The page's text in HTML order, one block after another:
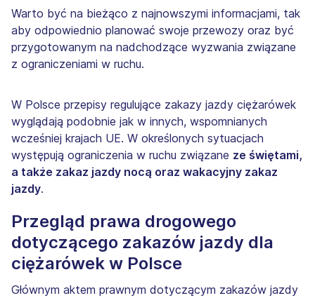
Warto być na bieżąco z najnowszymi informacjami, tak
aby odpowiednio planować swoje przewozy oraz być
przygotowanym na nadchodzące wyzwania związane
z ograniczeniami w ruchu.
W Polsce przepisy regulujące zakazy jazdy ciężarówek
wyglądają podobnie jak w innych, wspomnianych
wcześniej krajach UE. W określonych sytuacjach
występują ograniczenia w ruchu związane ze świętami,
a także zakaz jazdy nocą oraz wakacyjny zakaz
jazdy.
Przegląd prawa drogowego
dotyczącego zakazów jazdy dla
ciężarówek w Polsce
Głównym aktem prawnym dotyczącym zakazów jazdy